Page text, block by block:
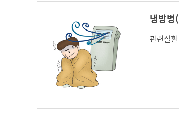
냉방
관련질환